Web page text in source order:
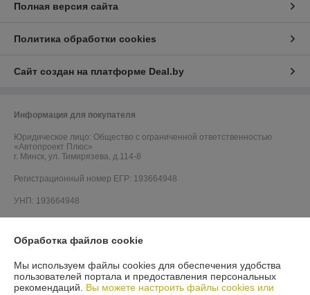
Полная версия сайта
Политика обработки cookies
Сайт создан на платформе Deal.by
Информация для покупателя
Юридическое лицо: Общество с ограниченной ответственностью
«Автопроект Плюс»
г. Минск, ул. Тимирязева, д.114-8
Регистрационный номер ЕГР: 193664948
УНП: 193664948
Дата регистрации компании: 05.01.2023
Обработка файлов cookie
Мы используем файлы cookies для обеспечения удобства
пользователей портала и предоставления персональных
рекомендаций. Вы можете настроить файлы cookies или